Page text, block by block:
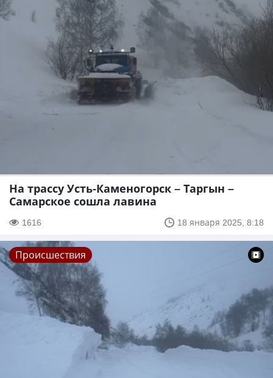
На трассу Усть-Каменогорск – Таргын –
Самарское сошла лавина
1616 18 января 2025, 8:18
Происшествия